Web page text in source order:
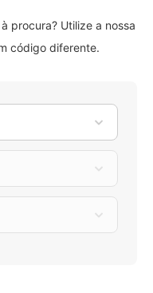
procura? Utilize a nossa
código diferente.